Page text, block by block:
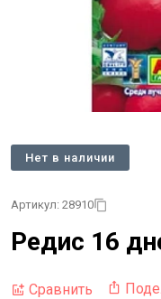
Нет в наличии
Артикул: 28910
Редис 16
Сравнить